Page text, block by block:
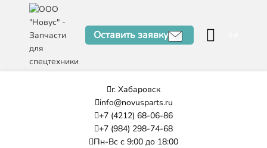
Оставить заявку
г. Хабаровск
info@novusparts.ru
+7 (4212) 68-06-86
+7 (984) 298-74-68
Пн-Вс с 9:00 до 18:00